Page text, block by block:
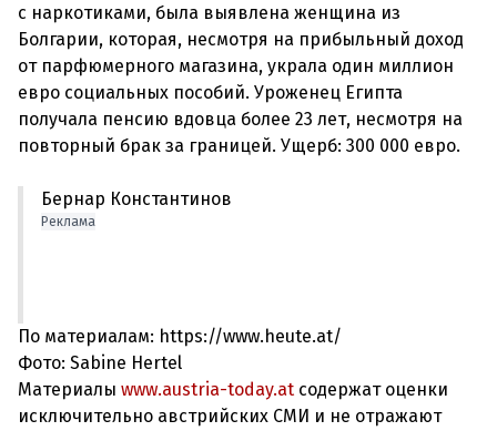
с наркотиками, была выявлена женщина из
Болгарии, которая, несмотря на прибыльный доход
от парфюмерного магазина, украла один миллион
евро социальных пособий. Уроженец Египта
получала пенсию вдовца более 23 лет, несмотря на
Бернар Константинов
Реклама
По материалам: https://www.heute.at/
Фото: Sabine Hertel
Материалы www.austria-today.at содержат оценки
исключительно австрийских СМИ и не отражают